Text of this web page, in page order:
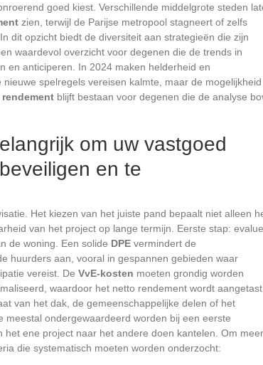
goed kiest. Verschillende middelgrote steden
zien, terwijl de Parijse metropool stagneert of zelfs
dit opzicht biedt de diversiteit aan strategieën die zijn
waardevol overzicht voor degenen die de trends in
en anticiperen. In 2024 maken helderheid en
spelregels vereisen kalmte, maar de mogelijkheid
blijft bestaan voor degenen die de analyse
om uw vastgoed
en te
Het kiezen van het juiste pand bepaalt niet alleen
van het project op lange termijn. Eerste stap:
de woning. Een solide DPE vermindert de
huurders aan, vooral in gespannen gebieden waar
vereist. De VvE-kosten moeten grondig worden
waardoor het netto rendement wordt aangetast.
van het dak, de gemeenschappelijke delen of het
meestal ondergewaardeerd worden bij een eerste
het ene project naar het andere doen kantelen. Om meer
die systematisch moeten worden onderzocht: